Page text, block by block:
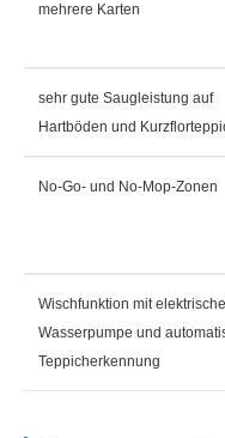
mehrere Karten
sehr gute Saugleistung auf
Hartböden und
No-Go- und No-Mop-Zonen
Wischfunktion mit
Wasserpumpe und
Teppicherkennung